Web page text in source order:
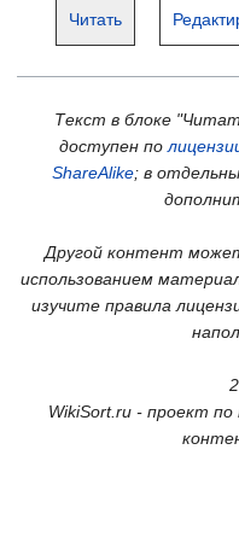
Читать
Текст в блоке
доступен по
ShareAlike; в
Другой контент
использованием
изучите правила
WikiSort.ru - проект